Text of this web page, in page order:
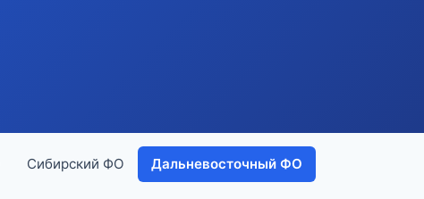
Сибирский ФО Дальневосточный ФО